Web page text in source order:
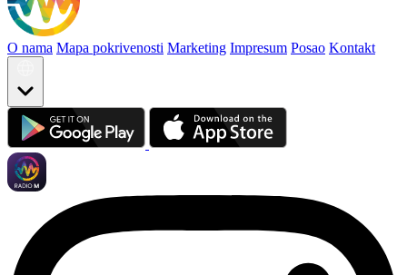
O nama Mapa pokrivenosti Marketing Impresum Posao Kontakt